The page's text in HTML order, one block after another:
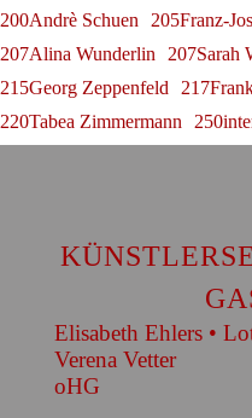
200Andrè Schuen
205Franz-
207Alina Wunderlin
207Sarah
215Georg Zeppenfeld
220Tabea Zimmermann
Elisabeth Ehlers •
Verena Vetter
oHG